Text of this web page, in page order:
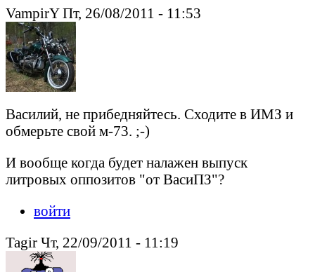
VampirY Пт, 26/08/2011 - 11:53
Василий, не прибедняйтесь. Сходите в ИМЗ и
обмерьте свой м-73. ;-)
И вообще когда будет налажен выпуск
литровых оппозитов "от ВасиПЗ"?
войти
Tagir Чт, 22/09/2011 - 11:19